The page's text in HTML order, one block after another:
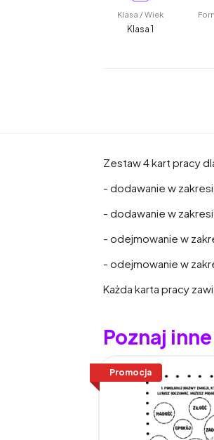
Klasa / Wiek
Klasa 1
Zestaw 4 kart pracy
- dodawanie w
- dodawanie w
- odejmowanie w
- odejmowanie w
Każda karta pracy
Poznaj
Promocja